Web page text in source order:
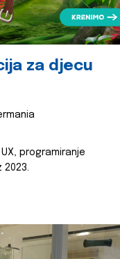
za djecu
programiranje
2023.